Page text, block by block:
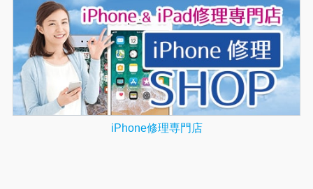
iPhone修理専門店